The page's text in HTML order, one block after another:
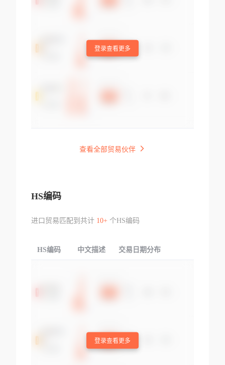
登录查看更多
查看全部贸易伙伴
HS编码
进口贸易匹配到共计 10+个HS编码
HS编码 中文描述 交易日期分布
登录查看更多